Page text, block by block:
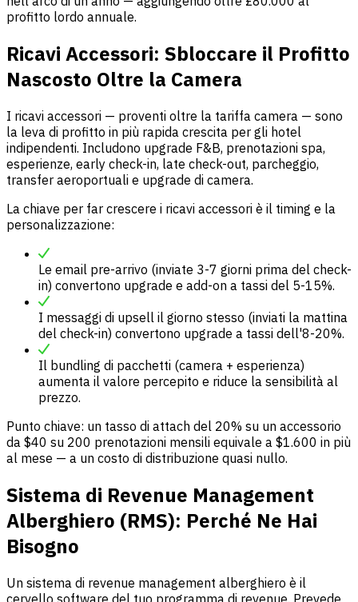
profitto lordo annuale.
Ricavi Accessori: Sbloccare il Profitto
Nascosto Oltre la Camera
I ricavi accessori — proventi oltre la tariffa camera — sono
la leva di profitto in più rapida crescita per gli hotel
indipendenti. Includono upgrade F&B, prenotazioni spa,
esperienze, early check-in, late check-out, parcheggio,
transfer aeroportuali e upgrade di camera.
La chiave per far crescere i ricavi accessori è il timing e la
personalizzazione:
Le email pre-arrivo (inviate 3-7 giorni prima del check-
in) convertono upgrade e add-on a tassi del 5-15%.
I messaggi di upsell il giorno stesso (inviati la mattina
del check-in) convertono upgrade a tassi dell'8-20%.
Il bundling di pacchetti (camera + esperienza)
aumenta il valore percepito e riduce la sensibilità al
prezzo.
Punto chiave: un tasso di attach del 20% su un accessorio
da $40 su 200 prenotazioni mensili equivale a $1.600 in più
al mese — a un costo di distribuzione quasi nullo.
Sistema di Revenue Management
Alberghiero (RMS): Perché Ne Hai
Bisogno
Un sistema di revenue management alberghiero è il
cervello software del tuo programma di revenue. Prevede